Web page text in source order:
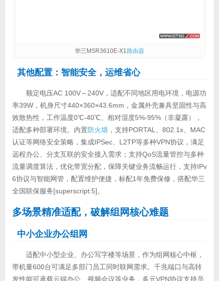
华三MSR3610E-X1 路由器
其他配置：智能安全，运维省心
额定电压AC 100V～240V，适配不同地区用电环境，电源功
率39W，机身尺寸440×360×43.6mm，金属外壳兼具坚固性与高
效散热性，工作温度0℃-40℃、相对湿度5%-95%（非凝露），
适配多种部署环境。内置防火墙，支持PORTAL、802.1x、MAC
认证等网络安全策略，集成IPSec、L2TP等多种VPN协议，满足
远程办公、分支互联的安全接入需求；支持QoS流量管控与多种
流量调度算法，优化带宽分配，保障关键业务流畅运行，支持IPv
6协议与智能网管，配置维护便捷，标配1年免费保修，搭配华三
全国联保服务[superscript:5]。
多场景精准适配，破解组网核心难题
中小企业办公组网
适配中小型企业、办公写字楼等场景，作为组网核心中枢，
带机量600台可满足多部门员工同时联网需求。千兆端口与高转
发性能可承载云端办公、视频会议等业务，多元VPN协议支持员